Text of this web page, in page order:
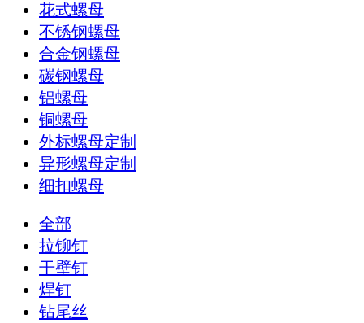
花式螺母
不锈钢螺母
合金钢螺母
碳钢螺母
铝螺母
铜螺母
外标螺母定制
异形螺母定制
细扣螺母
全部
拉铆钉
干壁钉
焊钉
钻尾丝